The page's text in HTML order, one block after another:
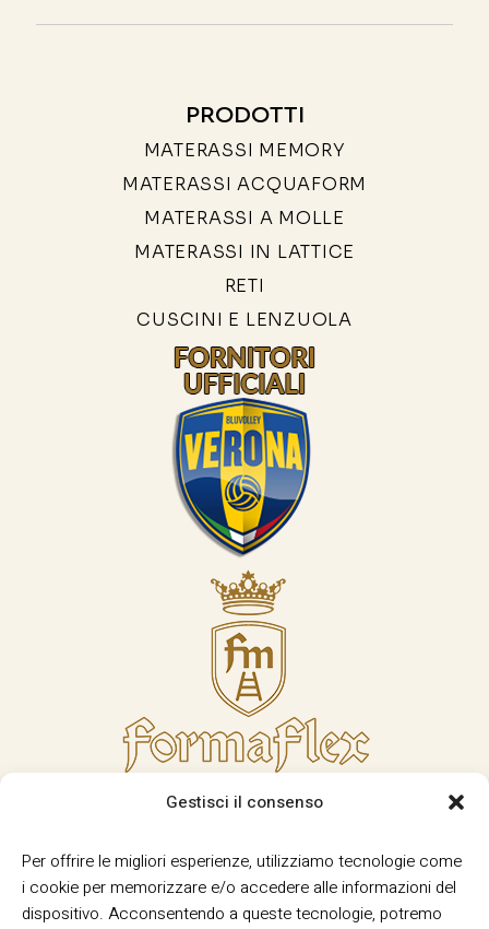
Gestisci il consenso
Per offrire le migliori esperienze, utilizziamo tecnologie come
i cookie per memorizzare e/o accedere alle informazioni del
dispositivo. Acconsentendo a queste tecnologie, potremo
PRODOTTI
MATERASSI MEMORY
MATERASSI ACQUAFORM
MATERASSI A MOLLE
MATERASSI IN LATTICE
RETI
CUSCINI E LENZUOLA